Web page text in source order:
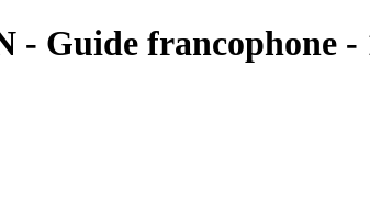
- Guide francophone -